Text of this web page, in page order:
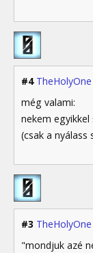
#4 TheHolyOne
még valami:
nekem
(csak a
#3 TheHolyOne
"mondjuk azé